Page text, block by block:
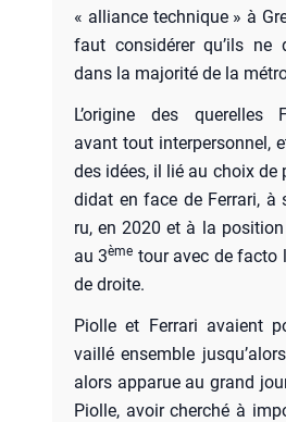
« alliance tech­nique » à
faut consi­dé­rer qu’ils ne
dans la majo­ri­té de la
L’o­ri­gine des que­relles
avant tout inter­per­son­nel,
des idées, il lié au choix de
di­dat en face de Fer­ra­ri,
ru, en 2020 et à la posi­tion
au 3ème tour avec de fac­to
de droite.
Piolle et Fer­ra­ri avaient
vaillé ensemble
alors appa­rue au grand
Piolle, avoir cher­ché à